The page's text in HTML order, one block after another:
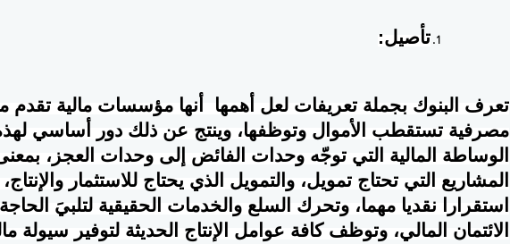
تأصيل:
تعرف البنوك بجملة تعريفات لعل أهمها أنها مؤسسات مالية تقدم
مصرفية تستقطب الأموال وتوظفها، وينتج عن ذلك دور أساسي
الوساطة المالية التي توجّه وحدات الفائض إلى وحدات العجز،
المشاريع التي تحتاج تمويل، والتمويل الذي يحتاج للاستثمار
استقرارا نقديا مهما، وتحرك السلع والخدمات الحقيقية لتلبيَ الحاجة
الائتمان المالي، وتوظف كافة عوامل الإنتاج الحديثة لتوفير سيولة